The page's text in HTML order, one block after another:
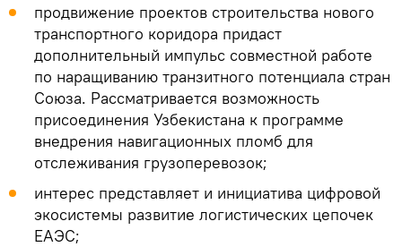
продвижение проектов строительства нового
транспортного коридора придаст
дополнительный импульс совместной работе
по наращиванию транзитного потенциала стран
Союза. Рассматривается возможность
присоединения Узбекистана к программе
внедрения навигационных пломб для
отслеживания грузоперевозок;
интерес представляет и инициатива цифровой
экосистемы развитие логистических цепочек
ЕАЭС;